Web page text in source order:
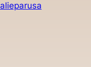
alieparusa